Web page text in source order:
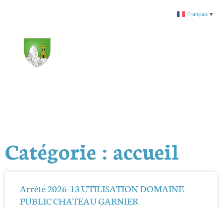
Catégorie : accueil
Arrêté 2026-13 UTILISATION DOMAINE
PUBLIC CHATEAU GARNIER
Français ▼